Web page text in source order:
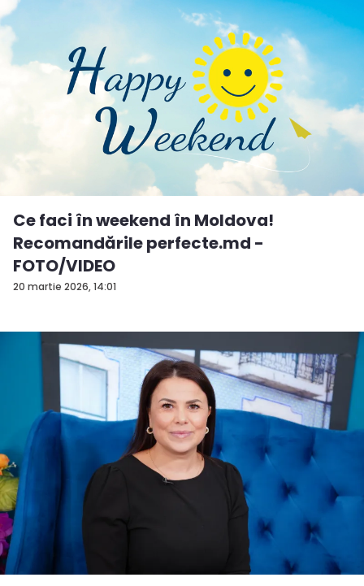
20 martie 2026, 14:01
Ce faci în weekend în Moldova!
Recomandările perfecte.md -
FOTO/VIDEO